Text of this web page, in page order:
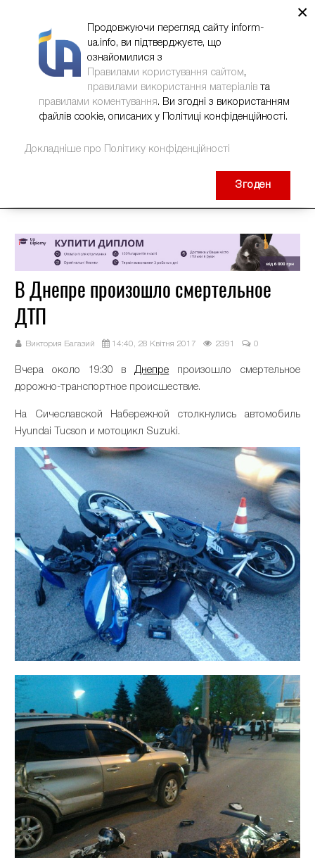
В Днепре произошло смертельное
ДТП
Виктория Багазий 14:40, 28 Квітня 2017 2391 0
Вчера около 19:30 вДнепре произошло смертельное
дорожно-транспортное происшествие.
На Сичеславской Набережной столкнулись автомобиль
Hyundai Tucson и мотоцикл Suzuki.
×
Продовжуючи перегляд сайту inform-
ua.info, ви підтверджуєте, що
ознайомилися з
Правилами користування сайтом,
правилами використання матеріалів та
правилами коментування. Ви згодні з використанням
файлів cookie, описаних у Політиці конфіденційності.
Докладніше про Політику конфіденційності
Згоден